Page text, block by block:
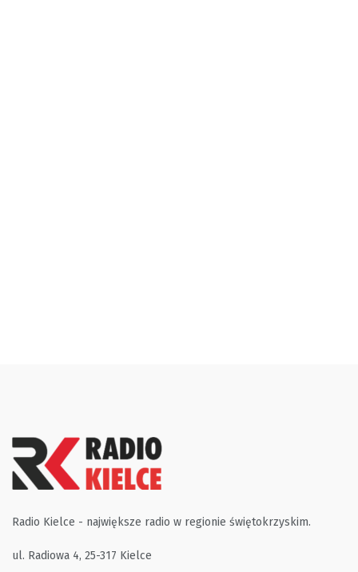
Radio Kielce - największe radio w regionie świętokrzyskim.
ul. Radiowa 4, 25-317 Kielce